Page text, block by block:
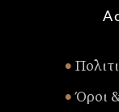
•
• Όροι